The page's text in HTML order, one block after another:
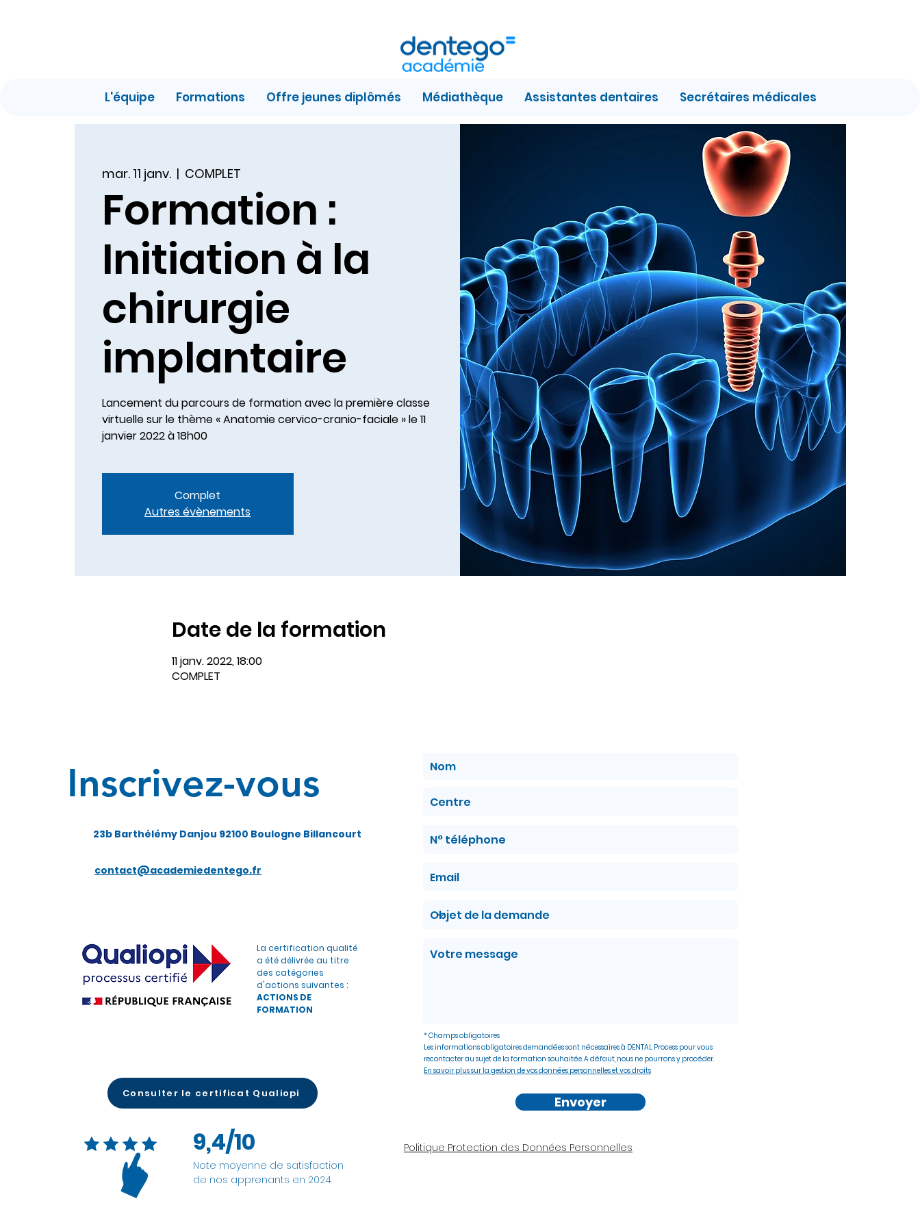
L'équipe Formations Offre jeunes diplômés Médiathèque Assistantes dentaires Secrétaires médicales
mar. 11 janv.
  |
COMPLET
Formation :
Initiation à la
chirurgie
implantaire
Lancement du parcours de formation avec la première classe
virtuelle sur le thème « Anatomie cervico-cranio-faciale » le 11
janvier 2022 à 18h00
Complet
Autres évènements
Date de la formation
11 janv. 2022, 18:00
COMPLET
Inscrivez-vous
23b Barthélémy Danjou 92100 Boulogne Billancourt
contact@academiedentego.fr
La certification qualité
a été délivrée au titre
des catégories
d'actions suivantes :
ACTIONS DE
FORMATION
Consulter le certificat Qualiopi
9,4/10
Note moyenne de satisfaction
de nos apprenants en 2024
* Champs obligatoires
Les informations obligatoires demandées sont nécessaires à DENTAL Process pour vous
recontacter au sujet de la formation souhaitée. A défaut, nous ne pourrons y procéder.
En savoir plus sur la gestion de vos données personnelles et vos droits
Envoyer
Politique Protection des Données Personnelles